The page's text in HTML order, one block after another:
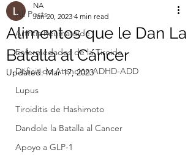
All Posts
Artritis Reumatoide
Enfermedades de la Tiroide
Déficit de Atención ADHD-ADD
Lupus
Tiroiditis de Hashimoto
Dandole la Batalla al Cancer
Apoyo a GLP-1
Alimentos que le Dan La
Batalla al Cáncer
NA
Jan 20, 2023 4 min read
Updated:Mar 17, 2023